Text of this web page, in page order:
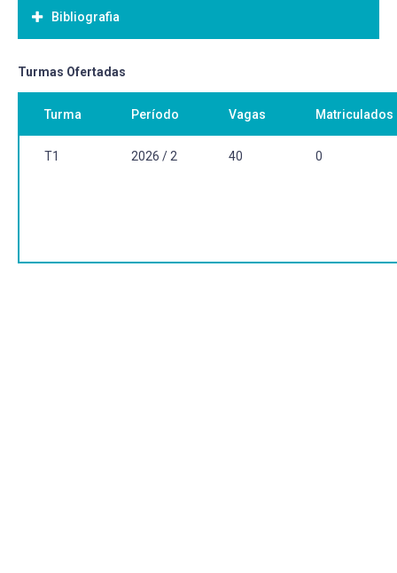
Considerar e contextualizar o local e o regional, tendo em
vista um maior embasamento teórico e metodológico
Geografia nos anos iniciais, considerando a temática da
Bibliografia
Bibliografia Básica:
PESAVENTO, Sandra J. História do Rio Grande do Sul.
Porto Alegre: Mercado Aberto, 1997.
RUBIRA, Luís (Org.). Almanaque do Bicentenário de
Pelotas. Santa Maria: Palloti, 2012.
Turmas Ofertadas
Turma Período Vagas Matriculados
T1 2026 / 2 40 0